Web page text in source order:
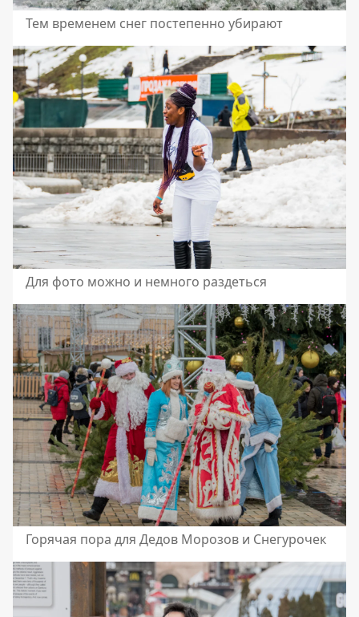
Тем временем снег постепенно убирают
Для фото можно и немного раздеться
Горячая пора для Дедов Морозов и Снегурочек